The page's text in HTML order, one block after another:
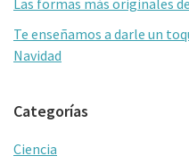
Te enseñamos a darle un
Navidad
Categorías
Ciencia